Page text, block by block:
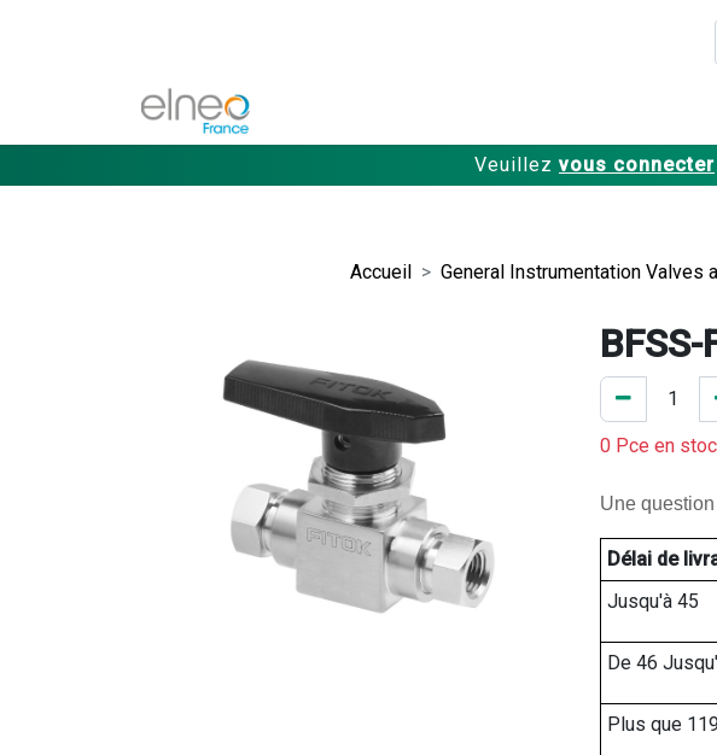
Veuillez vous connecter
Accueil General Instrumentation Valves
BFSS-
0 Pce en
Une
Délai de
Jusqu'à 45
De 46
Plus que